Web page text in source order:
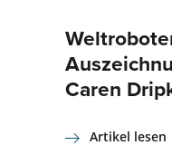
Caren
Artikel lesen